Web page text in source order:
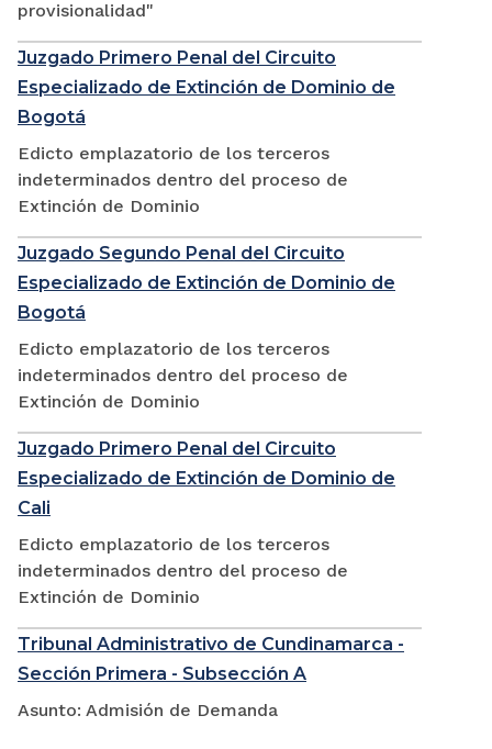
provisionalidad"
Juzgado Primero Penal del Circuito
Especializado de Extinción de Dominio de
Bogotá
Edicto emplazatorio de los terceros
indeterminados dentro del proceso de
Extinción de Dominio
Juzgado Segundo Penal del Circuito
Especializado de Extinción de Dominio de
Bogotá
Edicto emplazatorio de los terceros
indeterminados dentro del proceso de
Extinción de Dominio
Juzgado Primero Penal del Circuito
Especializado de Extinción de Dominio de
Cali
Edicto emplazatorio de los terceros
indeterminados dentro del proceso de
Extinción de Dominio
Tribunal Administrativo de Cundinamarca -
Sección Primera - Subsección A
Asunto: Admisión de Demanda